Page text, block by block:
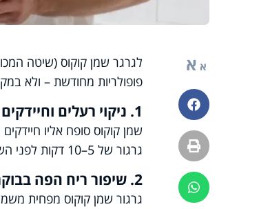
א א
פייסבוק
הדפסה
ווטסאפ
פופולריות מחודשת – ולא
1. ניקוי רעלים וחיידקים מהפה
שמן קוקוס סופח אליו
גרגור של 5–10 דקות לפני השינה מנקה את הפה באופן טבעי ומעמיק.
2. שיפור ריח הפה בבוקר
גרגור שמן קוקוס מפחית